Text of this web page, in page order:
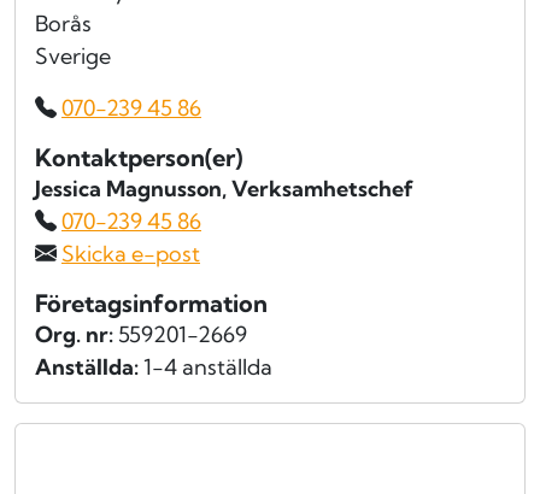
Borås
Sverige
070-239 45 86
Kontaktperson(er)
Jessica Magnusson, Verksamhetschef
070-239 45 86
Skicka e-post
Företagsinformation
Org. nr: 559201-2669
Anställda:1-4 anställda